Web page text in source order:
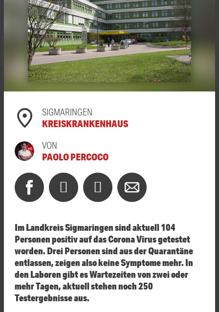
SIGMARINGEN
KREISKRANKENHAUS
VON
PAOLO PERCOCO
Im Landkreis Sigmaringen sind aktuell 104
Personen positiv auf das Corona Virus getestet
worden. Drei Personen sind aus der Quarantäne
entlassen, zeigen also keine Symptome mehr. In
den Laboren gibt es Wartezeiten von zwei oder
mehr Tagen, aktuell stehen noch 250
Testergebnisse aus.